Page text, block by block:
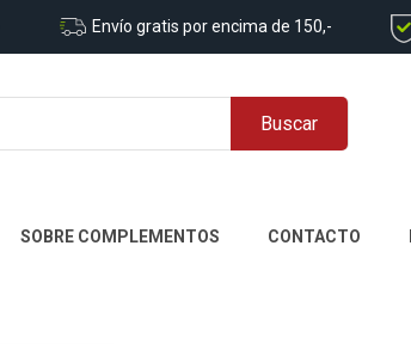
Envío gratis por encima de 150,-
Buscar
SOBRE COMPLEMENTOS CONTACTO